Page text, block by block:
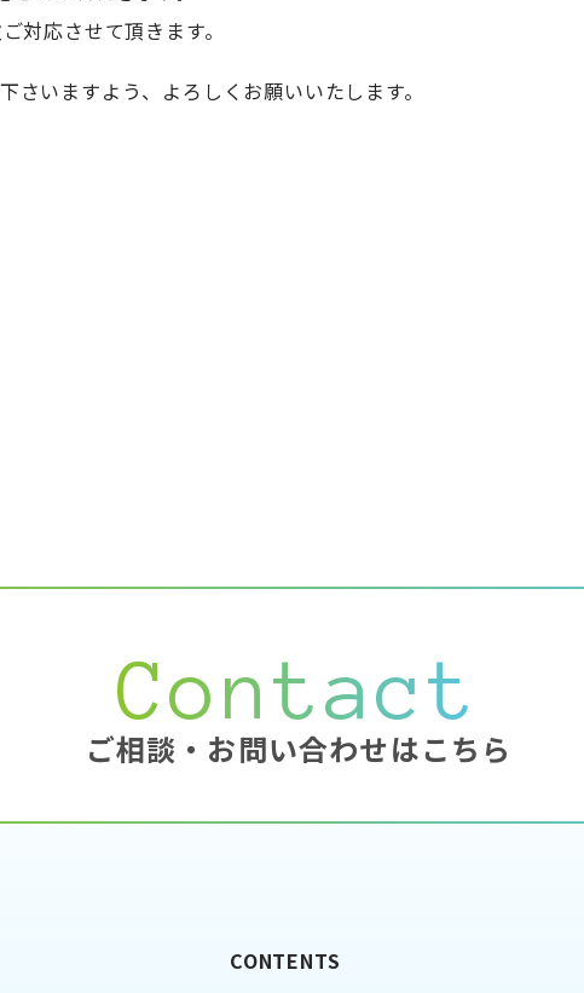
対応させて頂きます。
いますよう、よろしくお願いいたします。
Contact
ご相談・お問い合わせはこちら
CONTENTS